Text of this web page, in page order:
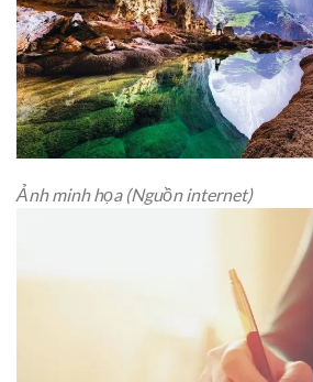
Ảnh minh họa (Nguồn internet)